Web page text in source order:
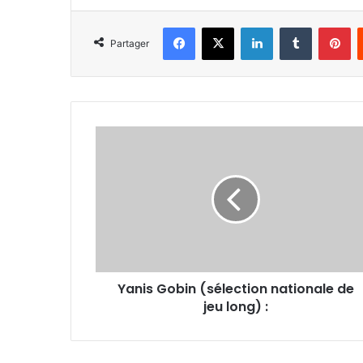
Partager
Facebook
X LinkedinTumblr
Yanis Gobin (sélection nationale de
jeu long) :